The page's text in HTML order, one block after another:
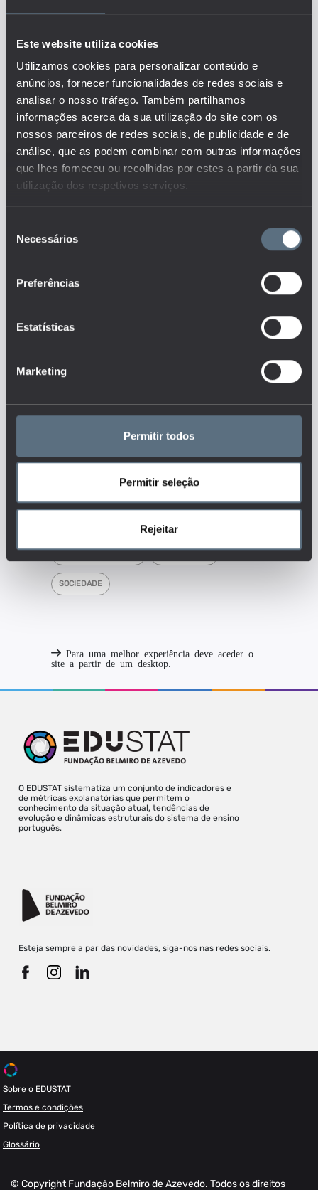
Este website utiliza cookies
Utilizamos cookies para personalizar conteúdo e
anúncios, fornecer funcionalidades de redes sociais e
analisar o nosso tráfego. Também partilhamos
informações acerca da sua utilização do site com os
nossos parceiros de redes sociais, de publicidade e de
análise, que as podem combinar com outras informações
que lhes forneceu ou recolhidas por estes a partir da sua
utilização dos respetivos serviços.
Necessários
Preferências
Estatísticas
Marketing
Permitir todos
Permitir seleção
Rejeitar
uma duração aproximada de um
ano (entre as 1200 e as 1560
horas).
Este é um dos indicadores do
conjunto que responde às
questões:
Quantos são e como se
distribuem os docentes,
colaboradores não-docentes e
alunos nos diferentes níveis de
ensino?
Quais as ofertas educativas
Qual é a distribuição geográfica
oferta formativa acessível?
ensino português, nos diferentes
nos grupos sociais que participam
CET
ENSINO PROFISSIONAL E OUTRAS VIAS ALTERNATIVAS
SOCIEDADE
Para uma melhor experiência deve aceder o
site a partir de um desktop.
O EDUSTAT sistematiza um conjunto de indicadores e
de métricas explanatórias que permitem o
conhecimento da situação atual, tendências de
evolução e dinâmicas estruturais do sistema de ensino
português.
Esteja sempre a par das novidades, siga-nos nas redes sociais.
Sobre o EDUSTAT
Termos e condições
Política de privacidade
Glossário
© Copyright Fundação Belmiro de Azevedo. Todos os direitos